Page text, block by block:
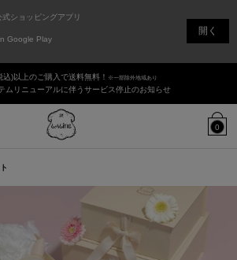
ショッピングアプリ
Google Play
開く
)以上のご購入で送料無料！ ※一部除外地域あり
ムリニューアルに伴うサービス停止のお知らせ
索
店舗リスト
0